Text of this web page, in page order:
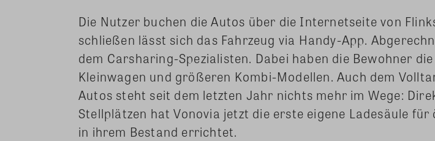
Die Nutzer buchen die Autos über die Internetseite von
schließen lässt sich das Fahrzeug via Handy-App.
dem Carsharing-Spezialisten. Dabei haben die Bewohner
Kleinwagen und größeren Kombi-Modellen. Auch dem
Autos steht seit dem letzten Jahr nichts mehr im Wege:
Stellplätzen hat Vonovia jetzt die erste eigene Ladesäule für
in ihrem Bestand errichtet.